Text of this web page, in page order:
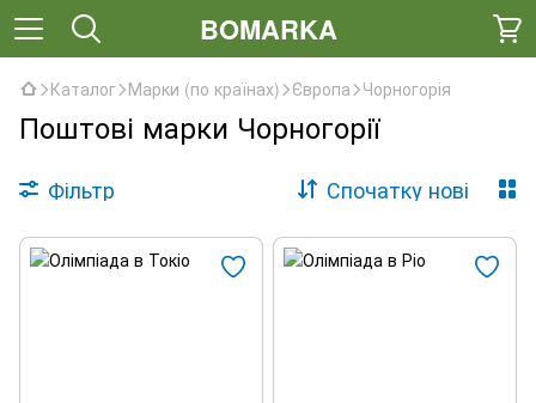
BOMARKA
Каталог Марки (по країнах) Європа Чорногорія
Поштові марки Чорногорії
Фільтр Спочатку нові